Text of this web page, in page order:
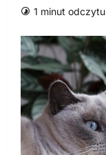
1 minut odczytu